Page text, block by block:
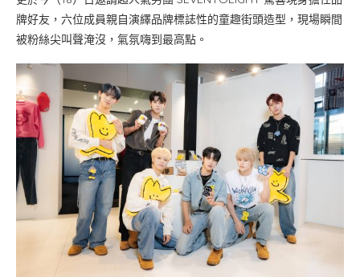
牌好友，六位成員親自演繹品牌標誌性的童趣街頭造型，現場瞬間
被粉絲尖叫聲淹沒，氣氛嗨到最高點。